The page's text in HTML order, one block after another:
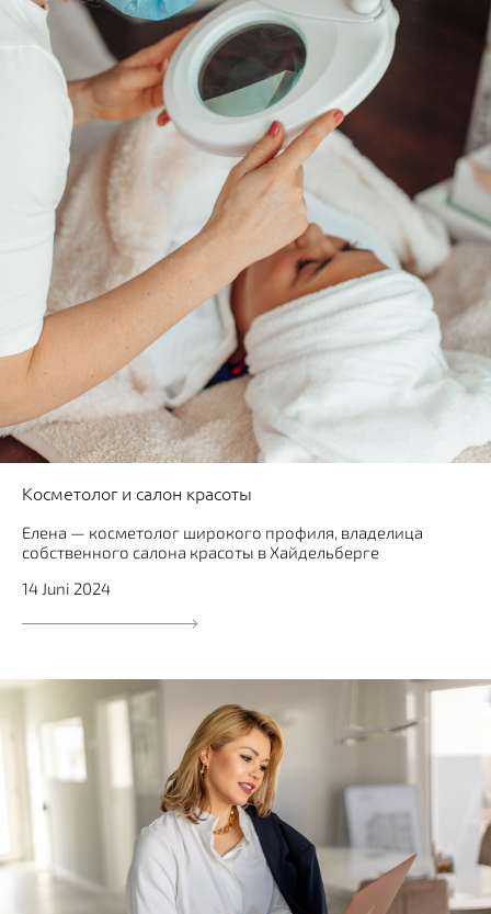
Косметолог и салон красоты
Елена — косметолог широкого профиля, владелица
собственного салона красоты в Хайдельберге
14 Juni 2024